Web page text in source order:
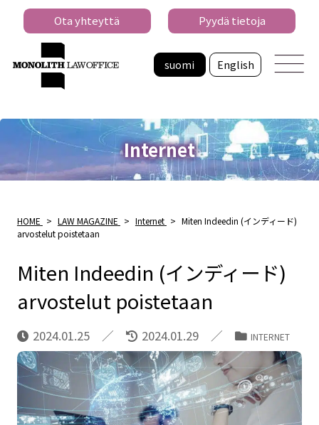
suomi English
Ota yhteyttä Pyydä tietoja
Internet
HOME > LAW MAGAZINE > Internet > Miten Indeedin (インディード)
arvostelut poistetaan
Miten Indeedin (インディード)
arvostelut poistetaan
2024.01.25 2024.01.29 INTERNET